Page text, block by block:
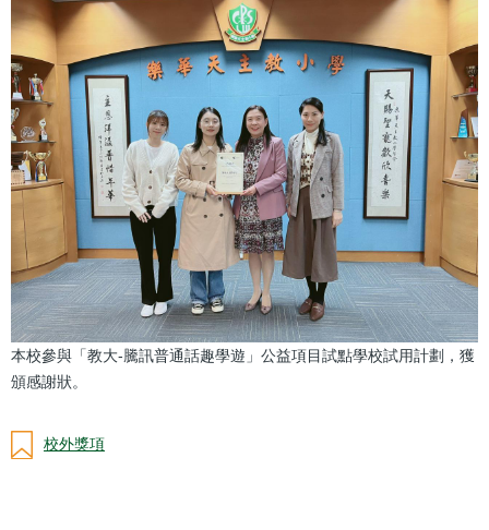
結
本校參與「教大-騰訊普通話趣學遊」公益項目試點學校試用計劃，獲
頒感謝狀。
校外獎項